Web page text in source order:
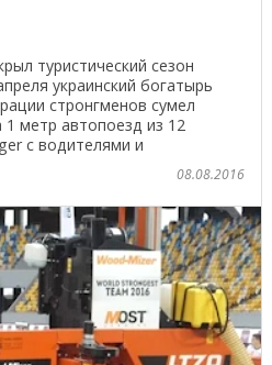
туристический сезон
украинский богатырь
стронгменов сумел
метр автопоезд из 12
с водителями и
08.08.2016